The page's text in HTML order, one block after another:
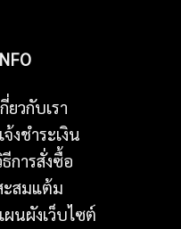
ยวกับเรา
จ้งชำระเงิน
การสั่งซื้อ
ะสมแต้ม
ผนผังเว็บไซต์